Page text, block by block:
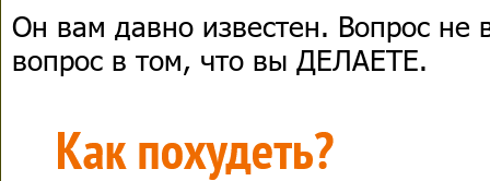
Он вам давно известен. Вопрос не
вопрос в том, что вы ДЕЛАЕТЕ.